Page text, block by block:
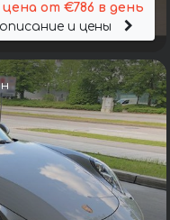
цена от €786 в день
описание и цены